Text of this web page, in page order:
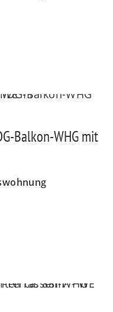
Balkon-WHG mit